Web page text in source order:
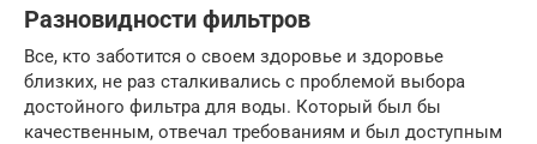
Разновидности фильтров
Все, кто заботится о своем здоровье и здоровье
близких, не раз сталкивались с проблемой выбора
достойного фильтра для воды. Который был бы
качественным, отвечал требованиям и был доступным